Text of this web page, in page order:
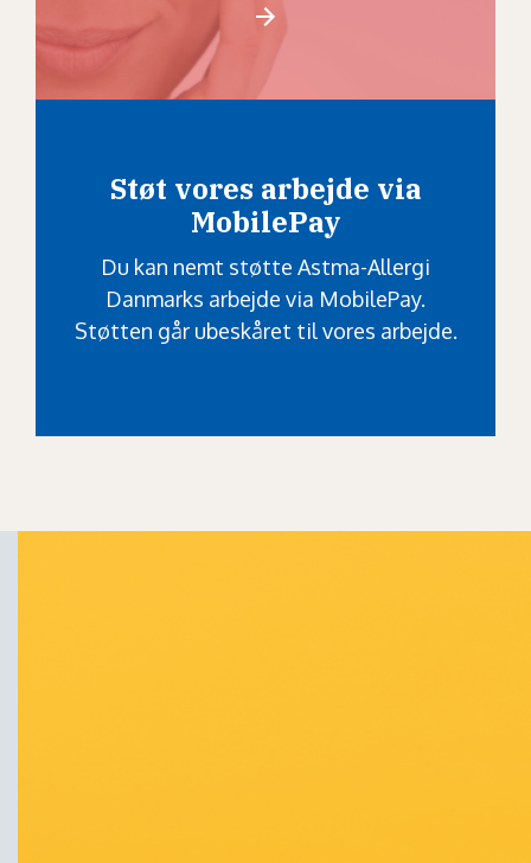
Støt vores arbejde via
MobilePay
Du kan nemt støtte Astma-Allergi
Danmarks arbejde via MobilePay.
Støtten går ubeskåret til vores arbejde.